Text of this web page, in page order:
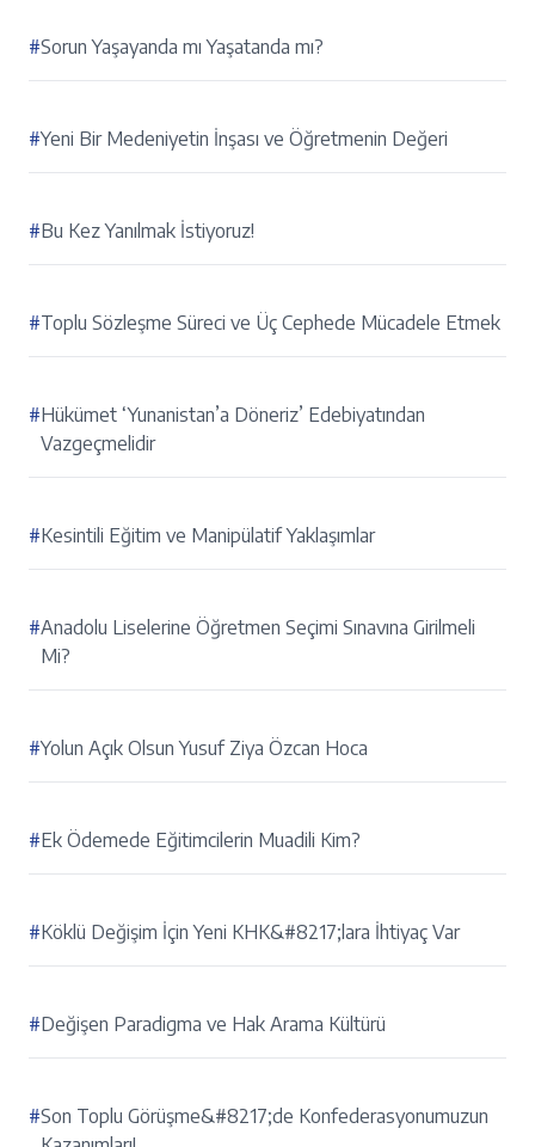
#Sorun Yaşayanda mı Yaşatanda mı?
#Yeni Bir Medeniyetin İnşası ve Öğretmenin Değeri
#Bu Kez Yanılmak İstiyoruz!
#Toplu Sözleşme Süreci ve Üç Cephede Mücadele Etmek
#Hükümet ‘Yunanistan’a Döneriz’ Edebiyatından
Vazgeçmelidir
#Kesintili Eğitim ve Manipülatif Yaklaşımlar
#Anadolu Liselerine Öğretmen Seçimi Sınavına Girilmeli
Mi?
#Yolun Açık Olsun Yusuf Ziya Özcan Hoca
#Ek Ödemede Eğitimcilerin Muadili Kim?
#Köklü Değişim İçin Yeni KHK&#8217;lara İhtiyaç Var
#Değişen Paradigma ve Hak Arama Kültürü
#Son Toplu Görüşme&#8217;de Konfederasyonumuzun